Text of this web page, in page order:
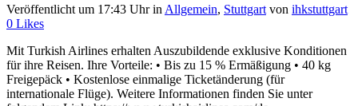
Veröffentlicht um 17:43 Uhrin Allgemein, Stuttgart von ihkstuttgart
0 Likes
Mit Turkish Airlines erhalten Auszubildende exklusive Konditionen
für ihre Reisen. Ihre Vorteile: • Bis zu 15 % Ermäßigung • 40 kg
Freigepäck • Kostenlose einmalige Ticketänderung (für
internationale Flüge). Weitere Informationen finden Sie unter